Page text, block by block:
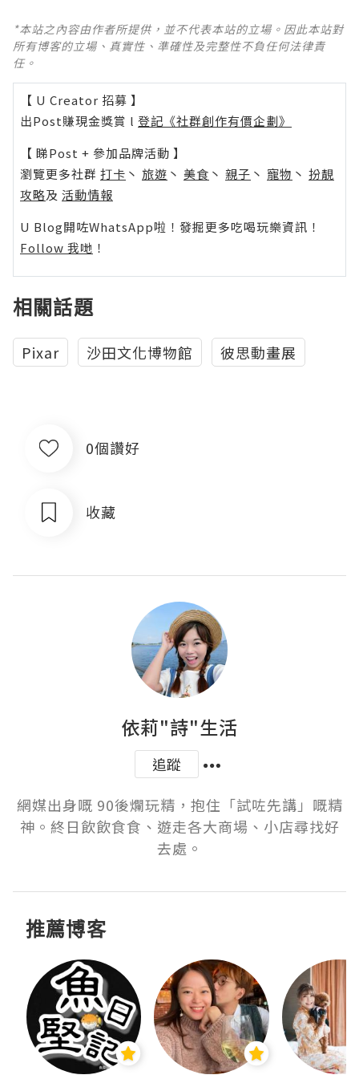
*本站之內容由作者所提供，並不代表本站的立場。因此本站對
所有博客的立場、真實性、準確性及完整性不負任何法律責
任。
【 U Creator 招募 】
出Post賺現金獎賞 l 登記《社群創作有價企劃》
【 睇Post + 參加品牌活動 】
瀏覽更多社群 打卡 丶 旅遊 丶 美食 丶 親子 丶 寵物 丶 扮靚
攻略及 活動情報
U Blog開咗WhatsApp啦！發掘更多吃喝玩樂資訊！
Follow 我哋 ！
相關話題
Pixar 沙田文化博物館 彼思動畫展
0個讚好
收藏
依莉"詩"生活
追蹤
網媒出身嘅 90後爛玩精，抱住「試咗先講」嘅精
神。終日飲飲食食、遊走各大商場、小店尋找好
去處。
推薦博客